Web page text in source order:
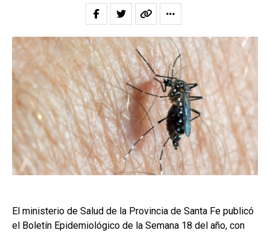
El ministerio de Salud de la Provincia de Santa Fe publicó
el Boletín Epidemiológico de la Semana 18 del año, con